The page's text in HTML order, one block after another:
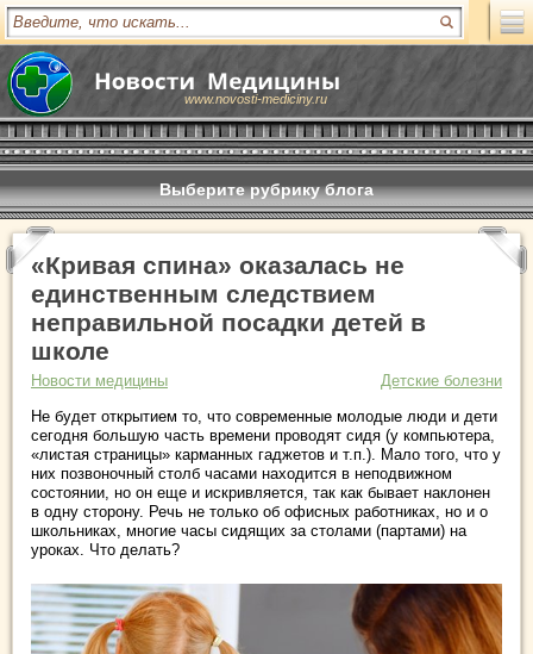
www.novosti-mediciny.ru
Выберите рубрику блога
«Кривая спина» оказалась не
единственным следствием
неправильной посадки детей в
школе
Новости медицины
Детские болезни
Не будет открытием то, что современные молодые люди и дети
сегодня большую часть времени проводят сидя (у компьютера,
«листая страницы» карманных гаджетов и т.п.). Мало того, что у
них позвоночный столб часами находится в неподвижном
состоянии, но он еще и искривляется, так как бывает наклонен
в одну сторону. Речь не только об офисных работниках, но и о
школьниках, многие часы сидящих за столами (партами) на
уроках. Что делать?